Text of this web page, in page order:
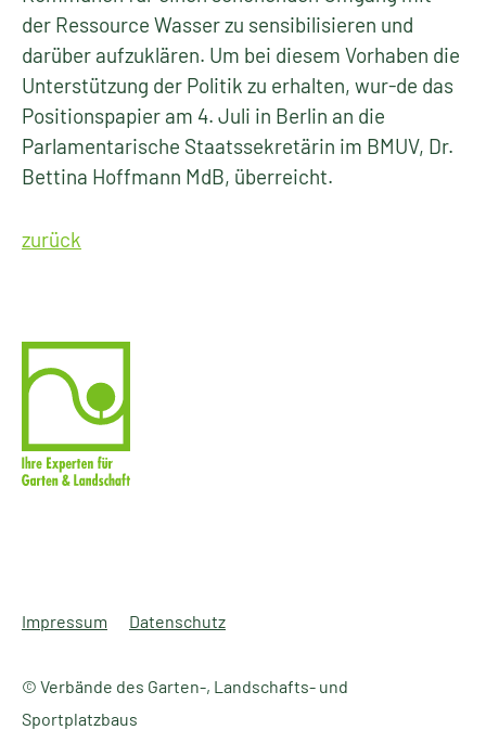
der Ressource Wasser zu sensibilisieren und
darüber aufzuklären. Um bei diesem Vorhaben die
Unterstützung der Politik zu erhalten, wur-de das
Positionspapier am 4. Juli in Berlin an die
Parlamentarische Staatssekretärin im BMUV, Dr.
Bettina Hoffmann MdB, überreicht.
zurück
© Verbände des Garten-, Landschafts- und
Sportplatzbaus
Impressum Datenschutz